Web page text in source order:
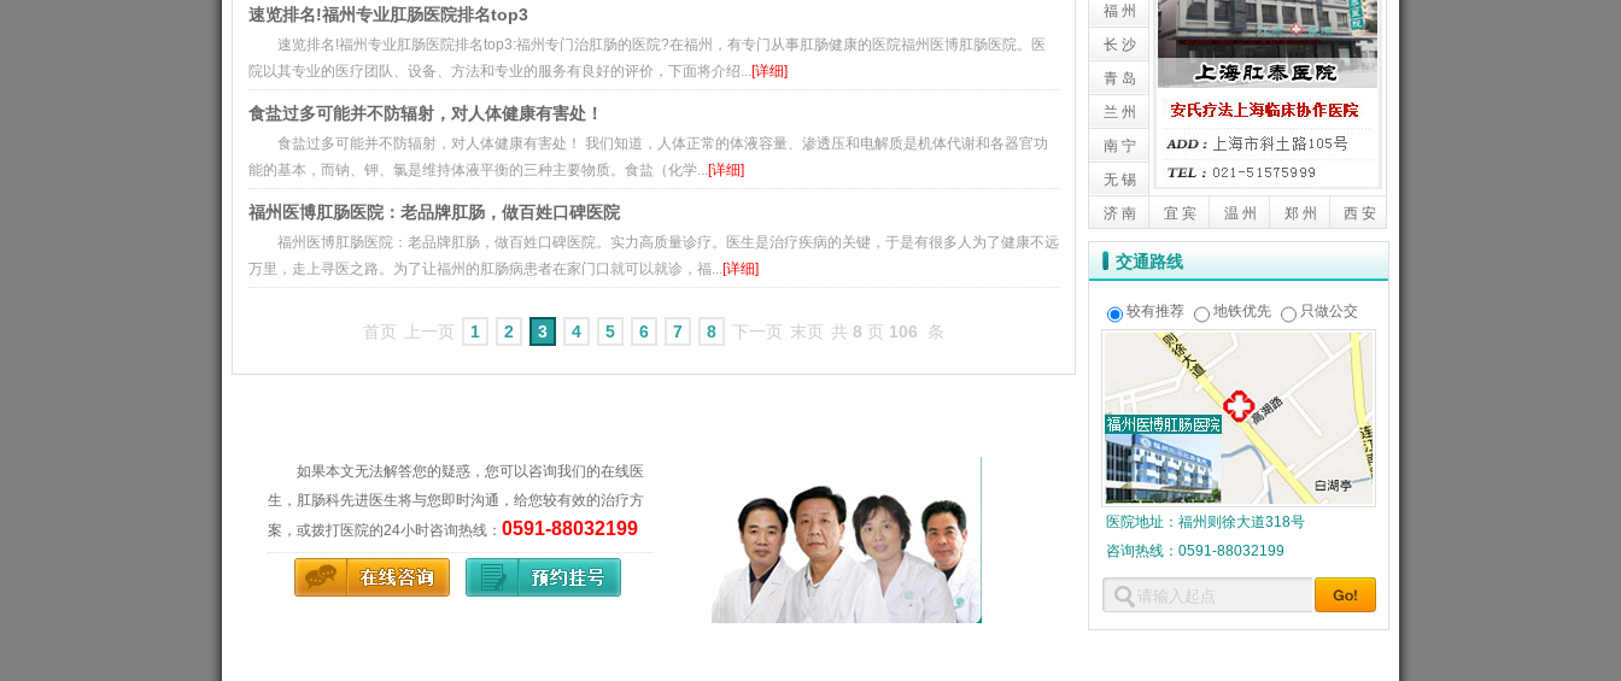
速览排名!福州专业肛肠医院排名top3
速览排名!福州专业肛肠医院排名top3:福州专门治肛肠的医院?在福州，有专门从事肛肠健康的医院福州医博肛肠医院。医
院以其专业的医疗团队、设备、方法和专业的服务有良好的评价，下面将介绍...[详细]
食盐过多可能并不防辐射，对人体健康有害处！
食盐过多可能并不防辐射，对人体健康有害处！ 我们知道，人体正常的体液容量、渗透压和电解质是机体代谢和各器官功
能的基本，而钠、钾、氯是维持体液平衡的三种主要物质。食盐（化学...[详细]
福州医博肛肠医院：老品牌肛肠，做百姓口碑医院
福州医博肛肠医院：老品牌肛肠，做百姓口碑医院。实力高质量诊疗。医生是治疗疾病的关键，于是有很多人为了健康不远
万里，走上寻医之路。为了让福州的肛肠病患者在家门口就可以就诊，福...[详细]
首页 上一页 1 2 3 4 5 6 7 8 下一页 末页 共 8 页 106 条
如果本文无法解答您的疑惑，您可以咨询我们的在线医
生，肛肠科先进医生将与您即时沟通，给您较有效的治疗方
案，或拨打医院的24小时咨询热线： 0591-88032199
福 州
长 沙
青 岛
兰 州
南 宁
无 锡
济 南
宜 宾 温 州 郑 州 西 安
交通路线
较有推荐 地铁优先 只做公交
医院地址：福州则徐大道318号
咨询热线：0591-88032199